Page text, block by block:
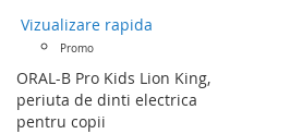
Vizualizare rapida
Promo
ORAL-B Pro Kids Lion King,
periuta de dinti electrica
pentru copii